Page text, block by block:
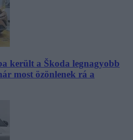
került a Škoda legnagyobb
most özönlenek rá a